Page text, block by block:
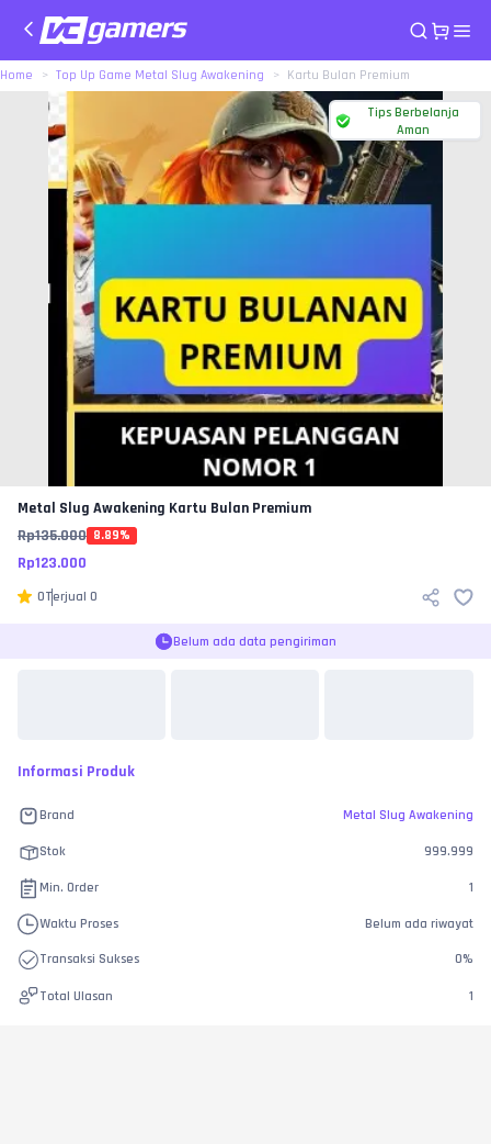
Home Top Up Game Metal Slug Awakening Kartu Bulan Premium
Tips Berbelanja
Aman
Metal Slug Awakening Kartu Bulan Premium
Rp135.000 8.89%
Rp123.000
0Terjual 0
Belum ada data pengiriman
Informasi Produk
Brand Metal Slug Awakening
Stok 999.999
Min. Order 1
Waktu Proses Belum ada riwayat
Transaksi Sukses 0%
Total Ulasan 1